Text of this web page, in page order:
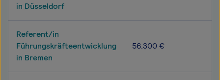
in Düsseldorf
Referent/in
Führungskräfteentwicklung
in Bremen
56.300 €